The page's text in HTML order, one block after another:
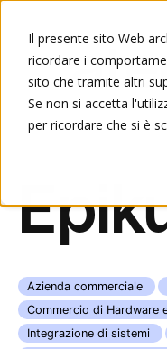
Il presente sito Web
ricordare i
sito che tramite altri
Se non si accetta
per ricordare che si è
Azienda commerciale
Commercio di Hardware
Integrazione di sistemi